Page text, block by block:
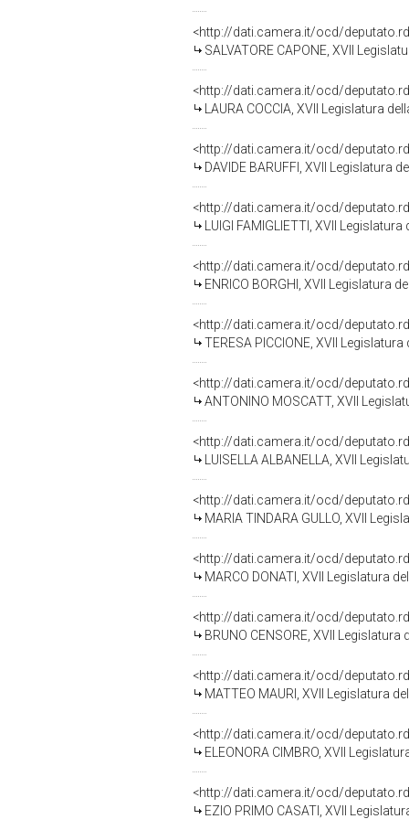
<http://dati.camera.it/ocd/
SALVATORE CAPONE, XVII
<http://dati.camera.it/ocd/
LAURA COCCIA, XVII Legislatura
<http://dati.camera.it/ocd/
DAVIDE BARUFFI, XVII Legislatura
<http://dati.camera.it/ocd/
LUIGI FAMIGLIETTI, XVII
<http://dati.camera.it/ocd/
ENRICO BORGHI, XVII Legislatura
<http://dati.camera.it/ocd/
TERESA PICCIONE, XVII
<http://dati.camera.it/ocd/
ANTONINO MOSCATT, XVII
<http://dati.camera.it/ocd/
LUISELLA ALBANELLA, XVII
<http://dati.camera.it/ocd/
MARIA TINDARA GULLO, XVII
<http://dati.camera.it/ocd/
MARCO DONATI, XVII Legislatura
<http://dati.camera.it/ocd/
BRUNO CENSORE, XVII Legislatura
<http://dati.camera.it/ocd/
MATTEO MAURI, XVII Legislatura
<http://dati.camera.it/ocd/
ELEONORA CIMBRO, XVII
<http://dati.camera.it/ocd/
EZIO PRIMO CASATI, XVII